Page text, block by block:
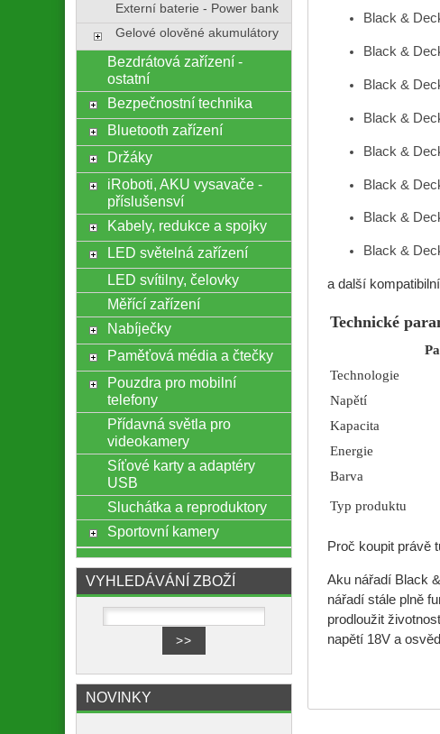
Black &
Black &
Black &
Black &
Black &
Black &
Black &
Black &
a další
Technické
Technologie
Napětí
Kapacita
Energie
Barva
Typ produktu
Proč koupit právě
Aku nářadí Black
nářadí stále plně
prodloužit
napětí 18V a
Externí baterie - Power bank
Gelové olověné akumulátory
Bezdrátová zařízení -
ostatní
Bezpečnostní technika
Bluetooth zařízení
Držáky
iRoboti, AKU vysavače -
příslušensví
Kabely, redukce a spojky
LED světelná zařízení
LED svítilny, čelovky
Měřící zařízení
Nabíječky
Paměťová média a čtečky
Pouzdra pro mobilní
telefony
Přídavná světla pro
videokamery
Síťové karty a adaptéry
USB
Sluchátka a reproduktory
Sportovní kamery
VYHLEDÁVÁNÍ ZBOŽÍ
NOVINKY